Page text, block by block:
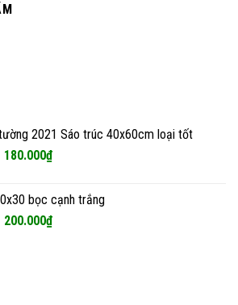
2021 Sáo trúc 40x60cm loại tốt
Giá
240.000₫.
180.000₫Giá
là:
180.000₫.
bọc cạnh trắng
Giá
200.000₫Giá